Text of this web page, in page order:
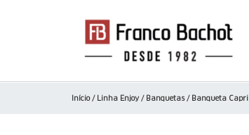
Início/ Linha Enjoy/ Banquetas/ Banqueta Capri